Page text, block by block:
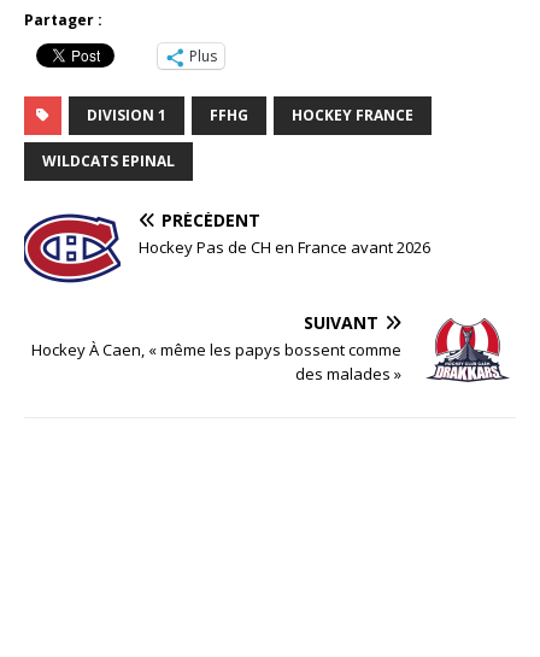
Partager :
Plus
DIVISION 1 FFHG HOCKEY FRANCE
WILDCATS EPINAL
PRÉCÉDENT
Hockey Pas de CH en France avant 2026
SUIVANT
Hockey À Caen, « même les papys bossent comme
des malades »